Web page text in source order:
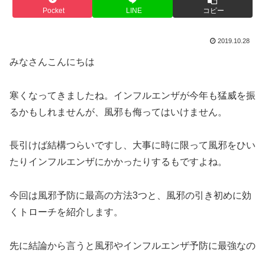
Pocket LINE コピー
2019.10.28
みなさんこんにちは
寒くなってきましたね。インフルエンザが今年も猛威を振
るかもしれませんが、風邪も侮ってはいけません。
長引けば結構つらいですし、大事に時に限って風邪をひい
たりインフルエンザにかかったりするもですよね。
今回は風邪予防に最高の方法3つと、風邪の引き初めに効
くトローチを紹介します。
先に結論から言うと風邪やインフルエンザ予防に最強なの